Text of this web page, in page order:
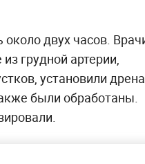
двух часов.
грудной артерии,
установили
были обработаны.